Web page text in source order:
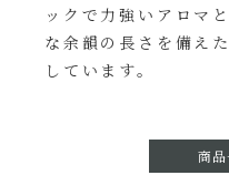
ックで力強いアロマ
な余韻の長さを備え
しています。
商